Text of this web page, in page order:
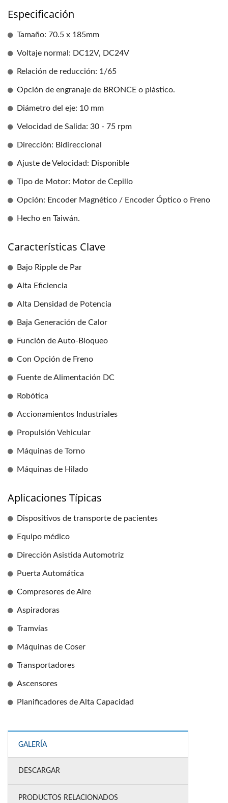
Especificación
Tamaño: 70.5 x 185mm
Voltaje normal: DC12V, DC24V
Relación de reducción: 1/65
Opción de engranaje de BRONCE o plástico.
Diámetro del eje: 10 mm
Velocidad de Salida: 30 - 75 rpm
Dirección: Bidireccional
Ajuste de Velocidad: Disponible
Tipo de Motor: Motor de Cepillo
Opción: Encoder Magnético / Encoder Óptico o Freno
Hecho en Taiwán.
Características Clave
Bajo Ripple de Par
Alta Eficiencia
Alta Densidad de Potencia
Baja Generación de Calor
Función de Auto-Bloqueo
Con Opción de Freno
Fuente de Alimentación DC
Robótica
Accionamientos Industriales
Propulsión Vehicular
Máquinas de Torno
Máquinas de Hilado
Aplicaciones Típicas
Dispositivos de transporte de pacientes
Equipo médico
Dirección Asistida Automotriz
Puerta Automática
Compresores de Aire
Aspiradoras
Tramvías
Máquinas de Coser
Transportadores
Ascensores
Planificadores de Alta Capacidad
GALERÍA
DESCARGAR
PRODUCTOS RELACIONADOS